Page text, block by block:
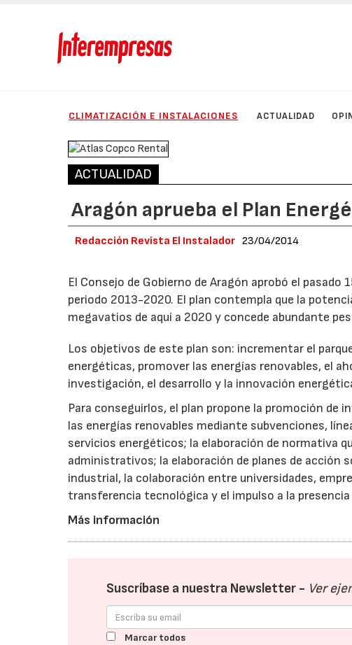
CLIMATIZACIÓN E INSTALACIONES ACTUALIDAD
ACTUALIDAD
Aragón aprueba el Plan
Redacción Revista El Instalador 23/04/2014
El Consejo de Gobierno de Aragón aprobó el pasado
periodo 2013-2020. El plan contempla que la
megavatios de aquí a 2020 y concede abundante
Los objetivos de este plan son: incrementar el
energéticas, promover las energías renovables, el
investigación, el desarrollo y la innovación
Para conseguirlos, el plan propone la promoción de
las energías renovables mediante subvenciones,
servicios energéticos; la elaboración de normativa
administrativos; la elaboración de planes de
industrial, la colaboración entre universidades,
transferencia tecnológica y el impulso a la
Más información
Suscríbase a nuestra Newsletter - Ver
Marcar todos